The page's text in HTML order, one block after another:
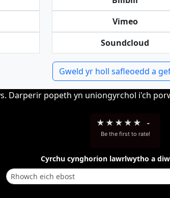
Vimeo
Soundcloud
Gweld yr holl safleoedd a
Darperir popeth yn uniongyrchol i'ch
★ ★ ★ ★ ★ -
Be the first to rate!
Cyrchu cynghorion lawrlwytho a